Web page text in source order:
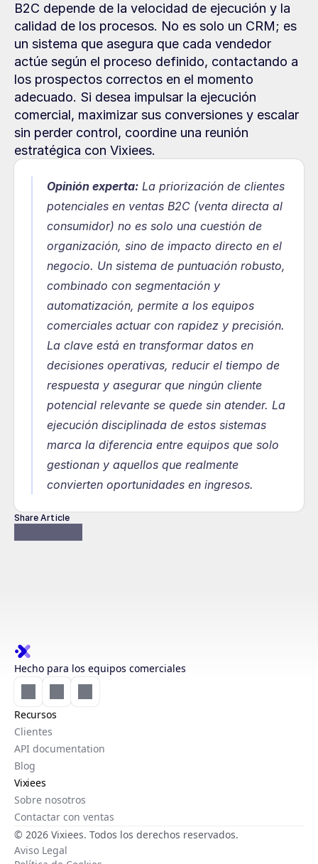
B2C depende de la velocidad de ejecución y la
calidad de los procesos. No es solo un CRM; es
un sistema que asegura que cada vendedor
actúe según el proceso definido, contactando a
los prospectos correctos en el momento
adecuado. Si desea impulsar la ejecución
comercial, maximizar sus conversiones y escalar
sin perder control, coordine una reunión
estratégica con Vixiees.
Opinión experta: La priorización de clientes
potenciales en ventas B2C (venta directa al
consumidor) no es solo una cuestión de
organización, sino de impacto directo en el
negocio. Un sistema de puntuación robusto,
combinado con segmentación y
automatización, permite a los equipos
comerciales actuar con rapidez y precisión.
La clave está en transformar datos en
decisiones operativas, reducir el tiempo de
respuesta y asegurar que ningún cliente
potencial relevante se quede sin atender. La
ejecución disciplinada de estos sistemas
marca la diferencia entre equipos que solo
gestionan y aquellos que realmente
convierten oportunidades en ingresos.
Share Article
Hecho para los equipos comerciales
Recursos
Clientes
API documentation
Blog
Vixiees
Sobre nosotros
Contactar con ventas
© 2026 Vixiees. Todos los derechos reservados.
Aviso Legal